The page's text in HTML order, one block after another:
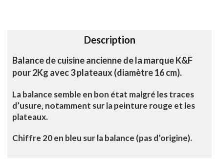
:
Description
Balance de cuisine ancienne de la marque K&F
pour 2Kg avec 3 plateaux (diamètre 16 cm).
La balance semble en bon état malgré les traces
d’usure, notamment sur la peinture rouge et les
plateaux.
Chiffre 20 en bleu sur la balance (pas d’origine).